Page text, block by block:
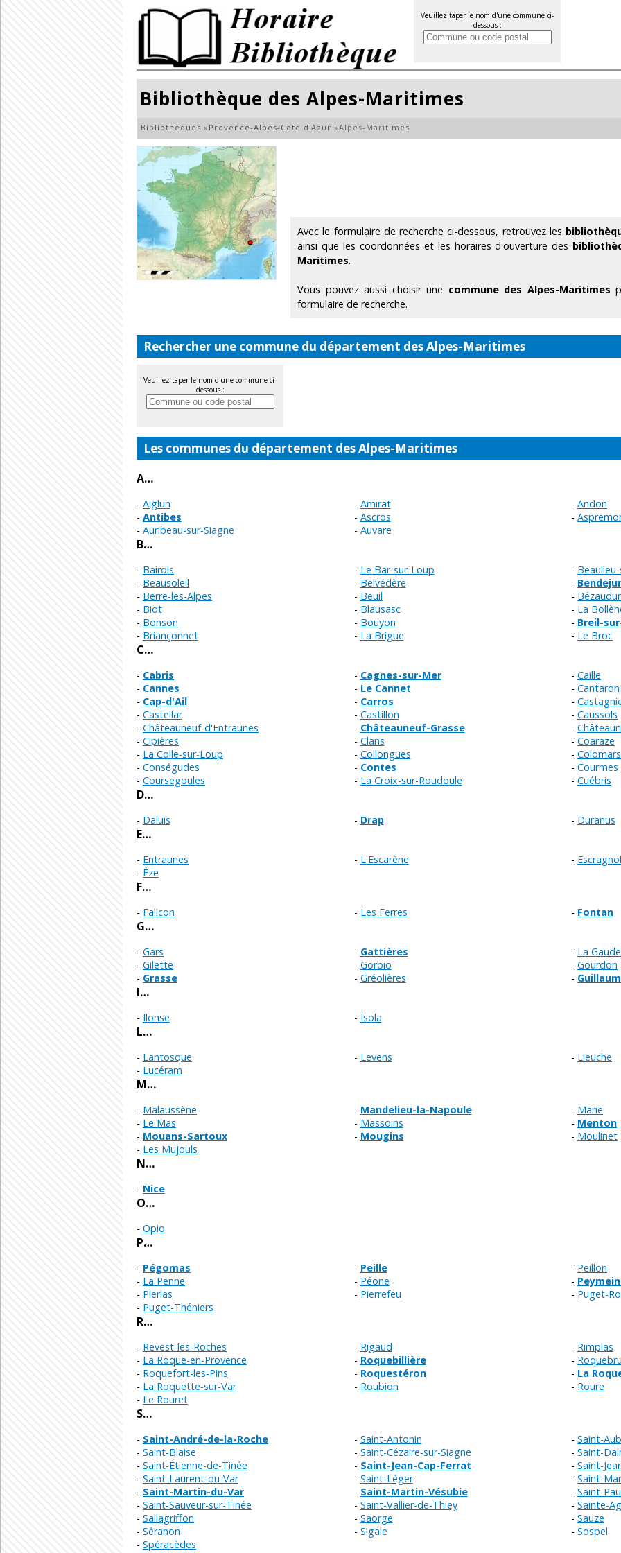
Veuillez taper le nom d'une commune ci-
dessous :
Bibliothèque des Alpes-Maritimes
Bibliothèques » Provence-Alpes-Côte d'Azur »Alpes-Maritimes
Avec le formulaire de recherche ci-dessous, retrouvez les
ainsi que les coordonnées et les horaires d'ouverture des
Maritimes.
Vous pouvez aussi choisir une commune des Alpes-Maritimes
formulaire de recherche.
Rechercher une commune du département des Alpes-Maritimes
Veuillez taper le nom d'une commune ci-
dessous :
Les communes du département des Alpes-Maritimes
A…
Aiglun Amirat
Andon
Antibes
Ascros
Auribeau-sur-Siagne
Auvare
B…
Bairols Le Bar-sur-Loup
Beausoleil
Belvédère
Berre-les-Alpes
Beuil
Biot
Blausasc
La
Bonson
Bouyon
Breil-
Briançonnet
La Brigue Le Broc
C…
Cabris Cagnes-sur-Mer
Caille
Cannes
Le Cannet
Cantaron
Cap-d'Ail
Carros
Castellar
Castillon
Caussols
Châteauneuf-d'Entraunes
Châteauneuf-Grasse
Cipières
Clans
Coaraze
La Colle-sur-Loup
Collongues
Colomars
Conségudes
Contes
Courmes
Coursegoules
La Croix-sur-Roudoule Cuébris
D…
Daluis Drap Duranus
E…
Entraunes L'Escarène
Èze
F…
Falicon Les Ferres Fontan
G…
Gars Gattières
La Gaude
Gilette
Gorbio
Gourdon
Grasse
Gréolières
I…
Ilonse Isola
L…
Lantosque Levens
Lieuche
Lucéram
M…
Malaussène Mandelieu-la-Napoule
Marie
Le Mas
Massoins
Menton
Mouans-Sartoux
Mougins
Moulinet
Les Mujouls
N…
Nice
O…
Opio
P…
Pégomas Peille
Peillon
La Penne
Péone
Pierlas
Pierrefeu
Puget-
Puget-Théniers
R…
Revest-les-Roches Rigaud
Rimplas
La Roque-en-Provence
Roquebillière
Roquefort-les-Pins
Roquestéron
La
La Roquette-sur-Var
Roubion
Roure
Le Rouret
S…
Saint-André-de-la-Roche Saint-Antonin
Saint-
Saint-Blaise
Saint-Cézaire-sur-Siagne
Saint-
Saint-Étienne-de-Tinée
Saint-Jean-Cap-Ferrat
Saint-
Saint-Laurent-du-Var
Saint-Léger
Saint-
Saint-Martin-du-Var
Saint-Martin-Vésubie
Saint-
Saint-Sauveur-sur-Tinée
Saint-Vallier-de-Thiey
Sainte-
Sallagriffon
Saorge
Sauze
Séranon
Sigale
Sospel
Spéracèdes